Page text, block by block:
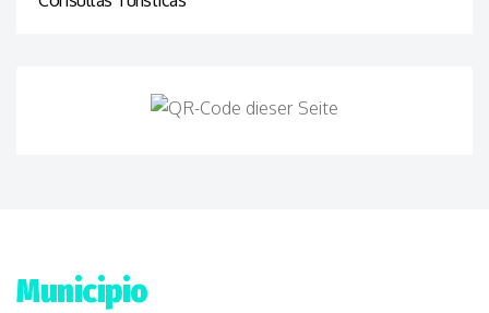
Municipio